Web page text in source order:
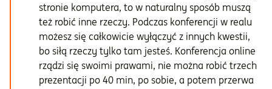
stronie komputera, to w naturalny sposób muszą
też robić inne rzeczy. Podczas konferencji w realu
możesz się całkowicie wyłączyć z innych kwestii,
bo siłą rzeczy tylko tam jesteś. Konferencja online
rządzi się swoimi prawami, nie można robić trzech
prezentacji po 40 min, po sobie, a potem przerwa